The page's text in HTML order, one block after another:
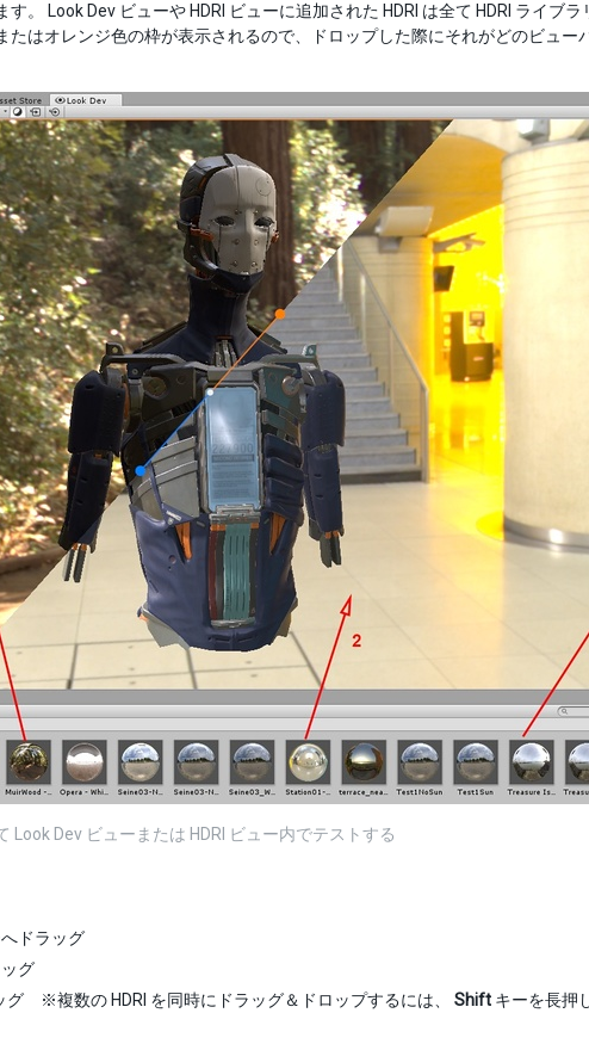
す。 Look Dev ビューや HDRI ビューに追加された HDRI は全て HDRI ライブ
たはオレンジ色の枠が表示されるので、ドロップした際にそれがどのビュー
Look Dev ビューまたは HDRI ビュー内でテストする
ドラッグ
グ
グ ※複数の HDRI を同時にドラッグ＆ドロップするには、 Shift キーを長押